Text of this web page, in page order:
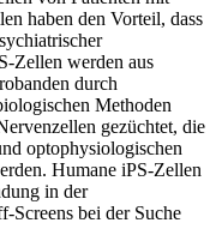
haben den Vorteil, dass
Zellen werden aus
durch
Methoden
gezüchtet, die
optophysiologischen
Humane iPS-Zellen
in der
Screens bei der Suche